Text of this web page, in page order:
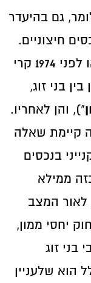
גם בהיעדר
חיצוניים.
עמדה זו חלה הן על בני זוג שנישאו לפני 1974 קרי
בני זוג,
"), והן לאחריו.
קיימת שאלה
בנכסים
ממילא
לאור המצב
הכלל הקבוע בסעיף 4 לחוק יחסי ממון,
בני זוג
הוא שלעניין